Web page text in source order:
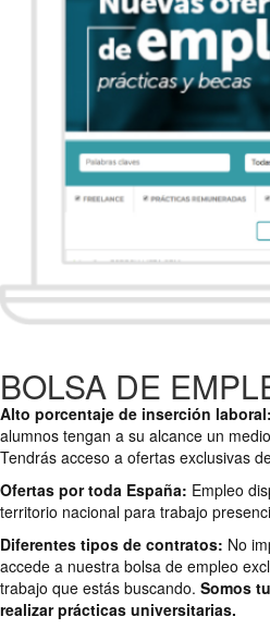
BOLSA DE
Alto porcentaje de inserción laboral:
alumnos tengan a su alcance un
Tendrás acceso a ofertas exclusivas
Ofertas por toda España: Empleo
territorio nacional para trabajo
Diferentes tipos de contratos: No
accede a nuestra bolsa de empleo
trabajo que estás buscando. Somos
realizar prácticas universitarias.